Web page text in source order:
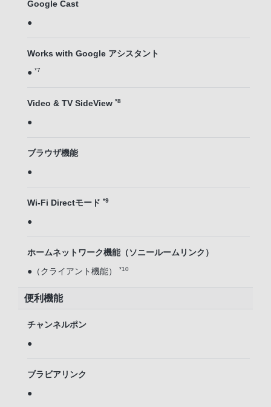
Google Cast
●
Works with Google アシスタント
● *7
Video & TV SideView *8
●
ブラウザ機能
●
Wi-Fi Directモード *9
●
ホームネットワーク機能（ソニールームリンク）
●（クライアント機能） *10
便利機能
チャンネルポン
●
ブラビアリンク
●